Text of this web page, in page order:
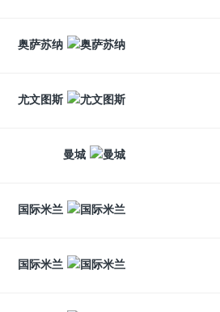
奥萨苏纳
尤文图斯
曼城
国际米兰
国际米兰